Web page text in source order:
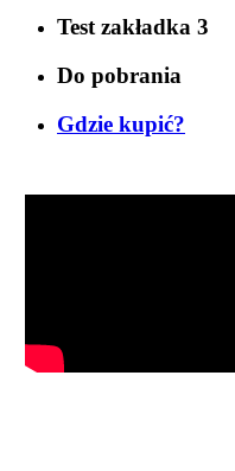
Test zakładka 3
Do pobrania
Gdzie kupić?